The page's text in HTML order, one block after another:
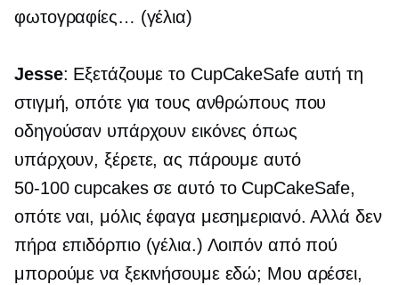
φωτογραφίες… (γέλια)
Jesse: Εξετάζουμε το CupCakeSafe αυτή τη
στιγμή, οπότε για τους ανθρώπους που
οδηγούσαν υπάρχουν εικόνες όπως
υπάρχουν, ξέρετε, ας πάρουμε αυτό
50-100cupcakes σε αυτό το CupCakeSafe,
οπότε ναι, μόλις έφαγα μεσημεριανό. Αλλά δεν
πήρα επιδόρπιο (γέλια.) Λοιπόν από πού
μπορούμε να ξεκινήσουμε εδώ; Μου αρέσει,